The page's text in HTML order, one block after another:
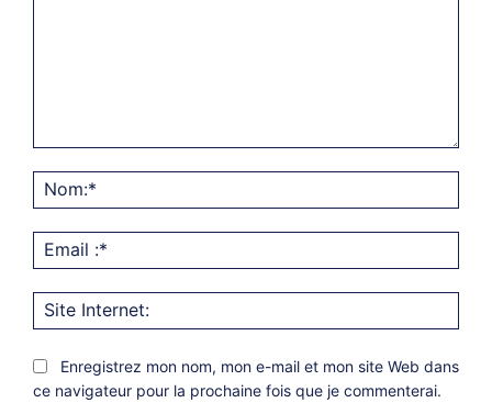
:*
Enregistrez mon nom, mon e-mail et mon site Web dans
ce navigateur pour la prochaine fois que je commenterai.